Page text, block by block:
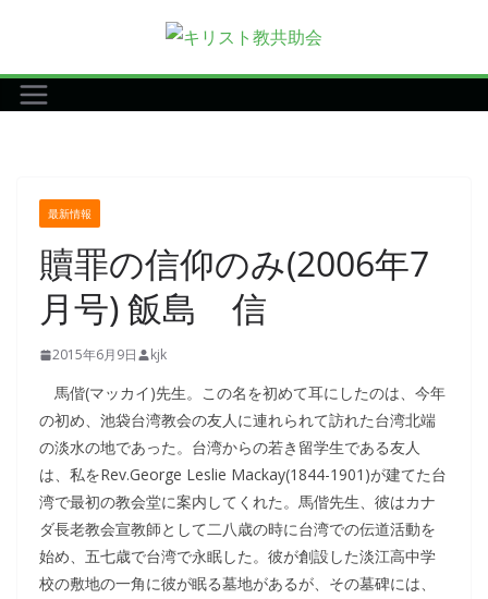
テ
ン
最新情報
贖罪の信仰のみ(2006年7
月号) 飯島 信
2015年6月9日 kjk
馬偕(マッカイ)先生。この名を初めて耳にしたのは、今年
の初め、池袋台湾教会の友人に連れられて訪れた台湾北端
の淡水の地であった。台湾からの若き留学生である友人
は、私をRev.George Leslie Mackay(1844-1901)が建てた台
湾で最初の教会堂に案内してくれた。馬偕先生、彼はカナ
ダ長老教会宣教師として二八歳の時に台湾での伝道活動を
始め、五七歳で台湾で永眠した。彼が創設した淡江高中学
校の敷地の一角に彼が眠る墓地があるが、その墓碑には、